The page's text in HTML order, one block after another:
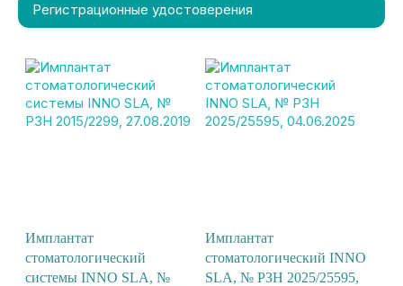
Регистрационные удостоверения
Имплантат
стоматологический
системы INNO SLA, №
Имплантат
стоматологический INNO
SLA, № РЗН 2025/25595,